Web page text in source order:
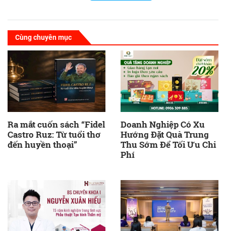
Cùng chuyên mục
Ra mắt cuốn sách “Fidel
Castro Ruz: Từ tuổi thơ
đến huyền thoại”
Doanh Nghiệp Có Xu
Hướng Đặt Quà Trung
Thu Sớm Để Tối Ưu Chi
Phí